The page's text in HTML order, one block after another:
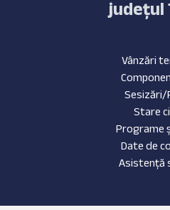
județul
Vânzări
Sesizări/
Stare
Programe
Date de
Asistență